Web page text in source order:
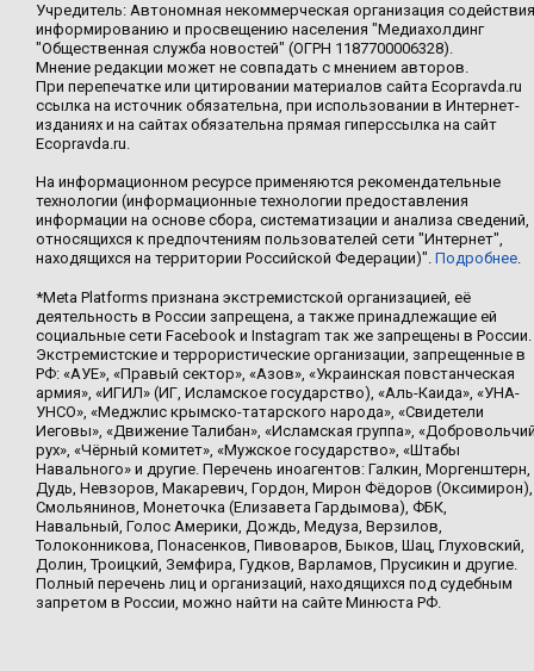
Учредитель: Автономная некоммерческая организация содействия
информированию и просвещению населения "Медиахолдинг
"Общественная служба новостей" (ОГРН 1187700006328).
Мнение редакции может не совпадать с мнением авторов.
При перепечатке или цитировании материалов сайта Ecopravda.ru
ссылка на источник обязательна, при использовании в Интернет-
изданиях и на сайтах обязательна прямая гиперссылка на сайт
Ecopravda.ru.
На информационном ресурсе применяются рекомендательные
технологии (информационные технологии предоставления
информации на основе сбора, систематизации и анализа сведений,
относящихся к предпочтениям пользователей сети "Интернет",
находящихся на территории Российской Федерации)". Подробнее.
*Meta Platforms признана экстремистской организацией, её
деятельность в России запрещена, а также принадлежащие ей
социальные сети Facebook и Instagram так же запрещены в России.
Экстремистские и террористические организации, запрещенные в
РФ: «АУЕ», «Правый сектор», «Азов», «Украинская повстанческая
армия», «ИГИЛ» (ИГ, Исламское государство), «Аль-Каида», «УНА-
УНСО», «Меджлис крымско-татарского народа», «Свидетели
Иеговы», «Движение Талибан», «Исламская группа»,
рух», «Чёрный комитет», «Мужское государство», «Штабы
Навального» и другие. Перечень иноагентов: Галкин, Моргенштерн,
Дудь, Невзоров, Макаревич, Гордон, Мирон Фёдоров (Оксимирон),
Смольянинов, Монеточка (Елизавета Гардымова), ФБК,
Навальный, Голос Америки, Дождь, Медуза, Верзилов,
Толоконникова, Понасенков, Пивоваров, Быков, Шац, Глуховский,
Долин, Троицкий, Земфира, Гудков, Варламов, Прусикин и другие.
Полный перечень лиц и организаций, находящихся под судебным
запретом в России, можно найти на сайте Минюста РФ.